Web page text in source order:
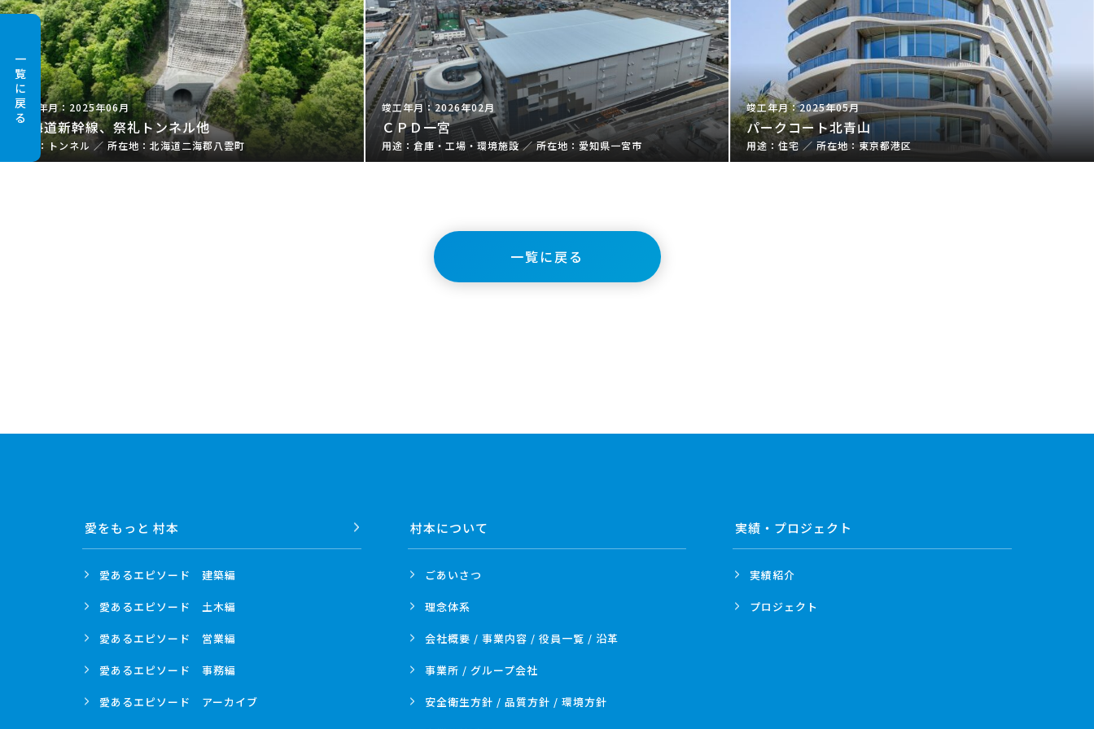
一
覧
に
戻
る
2025年06月
北海道新幹線、祭礼トンネル他
トンネル ／ 北海道二海郡八雲町
2026年02月
ＣＰＤ一宮
倉庫・工場・環境施設 ／ 愛知県一宮市
2025年05月
パークコート北青山
住宅 ／ 東京都港区
一覧に戻る
愛をもっと 村本
愛あるエピソード 建築編
愛あるエピソード 土木編
愛あるエピソード 営業編
愛あるエピソード 事務編
愛あるエピソード アーカイブ
村本について
ごあいさつ
理念体系
会社概要 / 事業内容 / 役員一覧 / 沿革
事業所 / グループ会社
安全衛生方針 / 品質方針 / 環境方針
実績・プロジェクト
実績紹介
プロジェクト